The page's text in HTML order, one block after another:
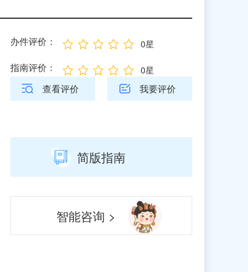
办件评价： 0星
指南评价： 0星
查看评价 我要评价
简版指南
智能咨询 >